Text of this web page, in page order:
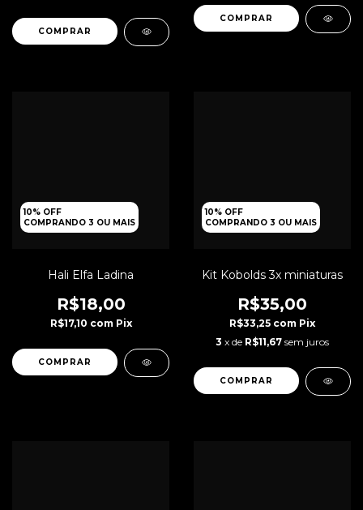
10% OFF
COMPRANDO 3 OU MAIS
Hali Elfa Ladina
R$18,00
R$17,10 com Pix
10% OFF
COMPRANDO 3 OU MAIS
Kit Kobolds 3x miniaturas
R$35,00
R$33,25 com Pix
3 x de R$11,67 sem juros